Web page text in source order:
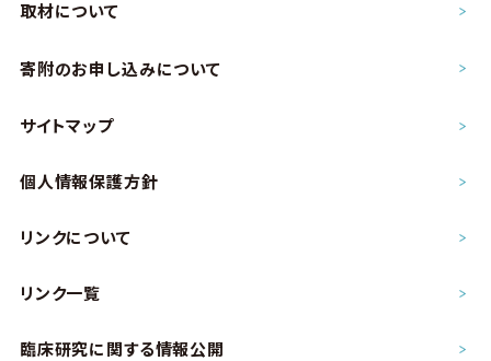
取材について
寄附のお申し込みについて
サイトマップ
個人情報保護方針
リンクについて
リンク一覧
臨床研究に関する情報公開